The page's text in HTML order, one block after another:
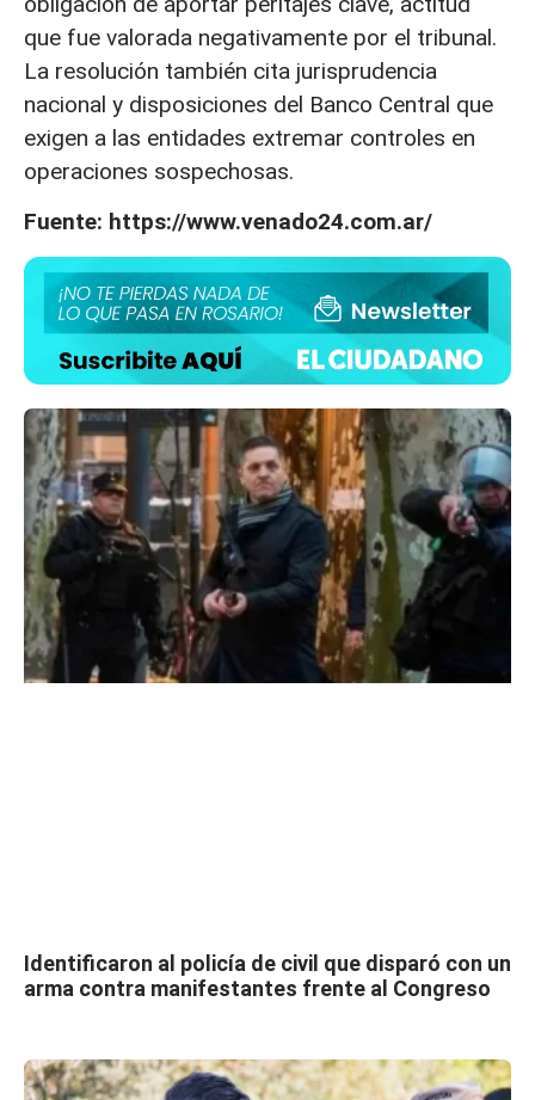
que fue valorada negativamente por el tribunal.
La resolución también cita jurisprudencia
nacional y disposiciones del Banco Central que
exigen a las entidades extremar controles en
operaciones sospechosas.
Fuente: https://www.venado24.com.ar/
Identificaron al policía de civil que disparó con un
arma contra manifestantes frente al Congreso